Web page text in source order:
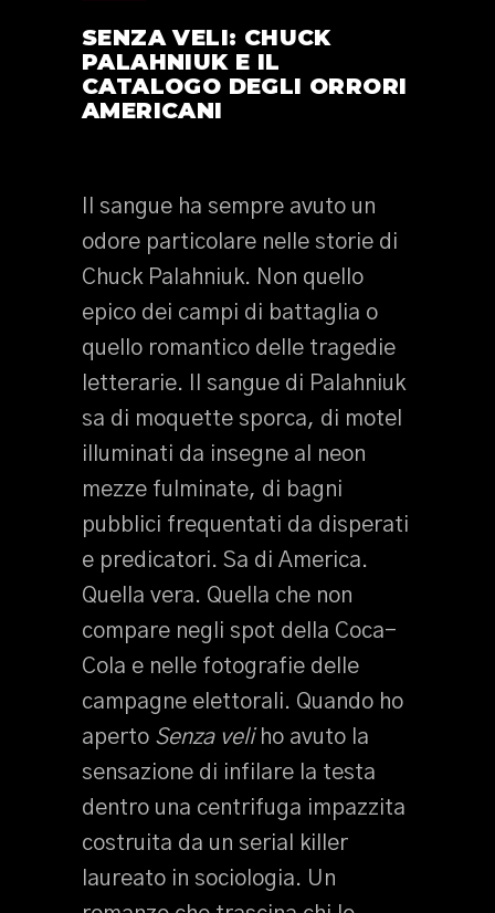
SENZA VELI: CHUCK
PALAHNIUK E IL
CATALOGO DEGLI ORRORI
AMERICANI
Il sangue ha sempre avuto un
odore particolare nelle storie di
Chuck Palahniuk. Non quello
epico dei campi di battaglia o
quello romantico delle tragedie
letterarie. Il sangue di Palahniuk
sa di moquette sporca, di motel
illuminati da insegne al neon
mezze fulminate, di bagni
pubblici frequentati da disperati
e predicatori. Sa di America.
Quella vera. Quella che non
compare negli spot della Coca-
Cola e nelle fotografie delle
campagne elettorali. Quando ho
aperto Senza veliho avuto la
sensazione di infilare la testa
dentro una centrifuga impazzita
costruita da un serial killer
laureato in sociologia. Un